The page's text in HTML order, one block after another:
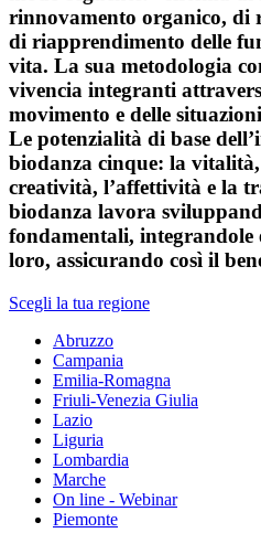
rinnovamento organico, di
di riapprendimento delle
vita. La sua metodologia
vivencia integranti
movimento e delle
Le potenzialità di base
biodanza cinque: la vitalità,
creatività, l’affettività e la
biodanza lavora
fondamentali, integrandole
loro, assicurando così il
Scegli la tua regione
Abruzzo
Campania
Emilia-Romagna
Friuli-Venezia Giulia
Lazio
Liguria
Lombardia
Marche
On line - Webinar
Piemonte